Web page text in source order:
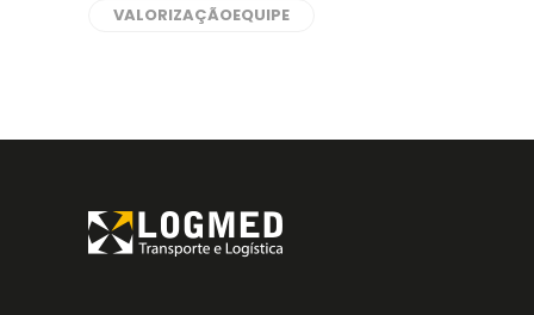
VALORIZAÇÃOEQUIPE